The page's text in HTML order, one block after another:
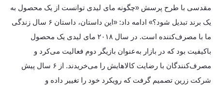
مقدسی با طرح پرسش «چگونه مای لیدی توانست از یک محصول به
یک برند تبدیل شود؟» ادامه داد: «این داستان، داستان ۶ سال زندگی
ما با مصرف‌کننده است. در سال ۲۰۱۸ مای لیدی یک محصول
باکیفیت بود که در بازار به‌عنوان بازیگر دوم فعالیت می‌کرد و
مصرف‌کنندگان با رضایت کالاهایش را می‌خریدند. از ۶ سال پیش
شرکت زرین تصمیم گرفت که رویکرد خود را تغییر داده و